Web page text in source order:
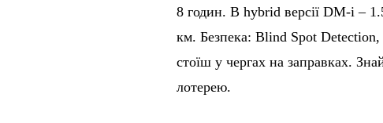
8 годин. В hybrid версії DM-i –
км. Безпека: Blind Spot
стоїш у чергах на заправках.
лотерею.